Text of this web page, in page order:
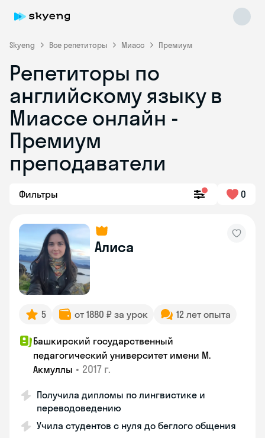
Skyeng Все репетиторы Миасс Премиум
Репетиторы по
английскому языку в
Миассе онлайн -
Премиум
преподаватели
Фильтры 0
Алиса
5 от 1880 ₽ за урок 12 лет опыта
Башкирский государственный
педагогический университет имени М.
Акмуллы • 2017 г.
Получила дипломы по лингвистике и
переводоведению
Учила студентов с нуля до беглого общения
Skyeng Chat
online